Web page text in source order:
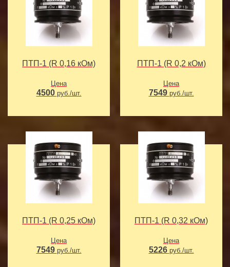
ПТП-1 (R 0,16 кОм)
Цена
4500 руб./шт.
ПТП-1 (R 0,2 кОм)
Цена
7549 руб./шт.
ПТП-1 (R 0,25 кОм)
Цена
7549 руб./шт.
ПТП-1 (R 0,32 кОм)
Цена
5226 руб./шт.